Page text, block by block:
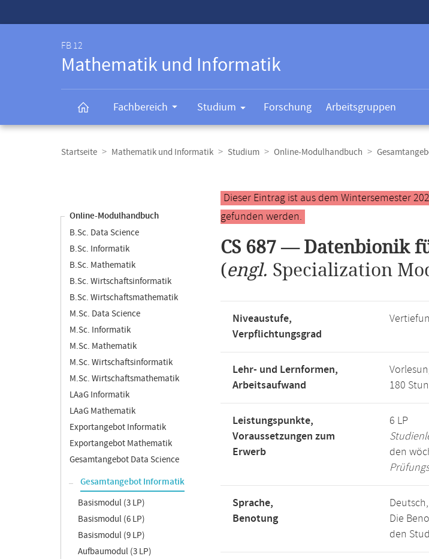
FB 12
Mathematik und Informatik
Fachbereich Studium Forschung Arbeitsgruppen
Navigation
Startseite Mathematik und Informatik Studium Online-Modulhandbuch
Online-Modulhandbuch
B.Sc. Data Science
B.Sc. Informatik
B.Sc. Mathematik
B.Sc. Wirtschaftsinformatik
B.Sc. Wirtschaftsmathematik
M.Sc. Data Science
M.Sc. Informatik
M.Sc. Mathematik
M.Sc. Wirtschaftsinformatik
M.Sc. Wirtschaftsmathematik
LAaG Informatik
LAaG Mathematik
Exportangebot Informatik
Exportangebot Mathematik
Gesamtangebot Data Science
Gesamtangebot Informatik
Basismodul (3 LP)
Basismodul (6 LP)
Basismodul (9 LP)
Aufbaumodul (3 LP)
Hauptinhalt
Dieser Eintrag ist aus dem Wintersemester
gefunden werden.
CS 687 — Datenbionik
(engl. Specialization
Niveaustufe,
Verpflichtungsgrad
Lehr- und Lernformen,
Arbeitsaufwand
180
Leistungspunkte,
Voraussetzungen zum
Erwerb
6 LP
den
Sprache,
Benotung
Deutsch,
Die
den